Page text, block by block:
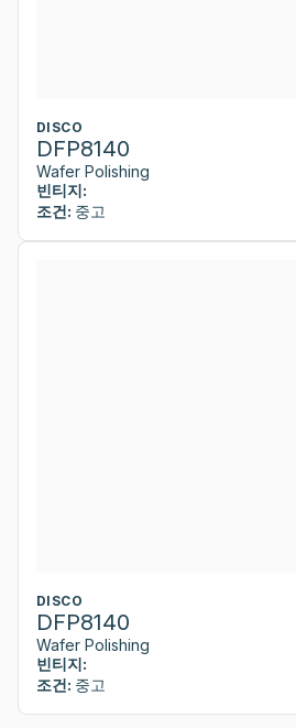
DISCO
DFP8140
Wafer Polishing
빈티지:
조건: 중고
DISCO
DFP8140
Wafer Polishing
빈티지:
조건: 중고